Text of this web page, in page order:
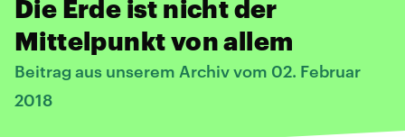
Die Erde ist nicht der
Mittelpunkt von allem
Beitrag aus unserem Archiv vom 02. Februar
2018